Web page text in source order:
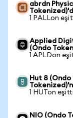
abrdn
1 PALLon
Applied
(Ondo
1 APLDon
Hut 8
1 HUTon
NIO (Ondo